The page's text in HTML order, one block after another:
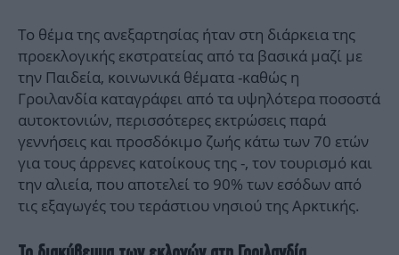
Το θέμα της ανεξαρτησίας ήταν στη διάρκεια της
προεκλογικής εκστρατείας από τα βασικά μαζί με
την Παιδεία, κοινωνικά θέματα -καθώς η
Γροιλανδία καταγράφει από τα υψηλότερα ποσοστά
αυτοκτονιών, περισσότερες εκτρώσεις παρά
γεννήσεις και προσδόκιμο ζωής κάτω των 70 ετών
για τους άρρενες κατοίκους της -, τον τουρισμό και
την αλιεία, που αποτελεί το 90% των εσόδων από
τις εξαγωγές του τεράστιου νησιού της Αρκτικής.